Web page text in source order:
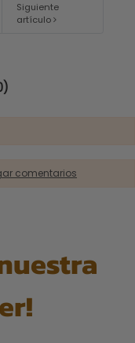
Siguiente
artículo
comentarios